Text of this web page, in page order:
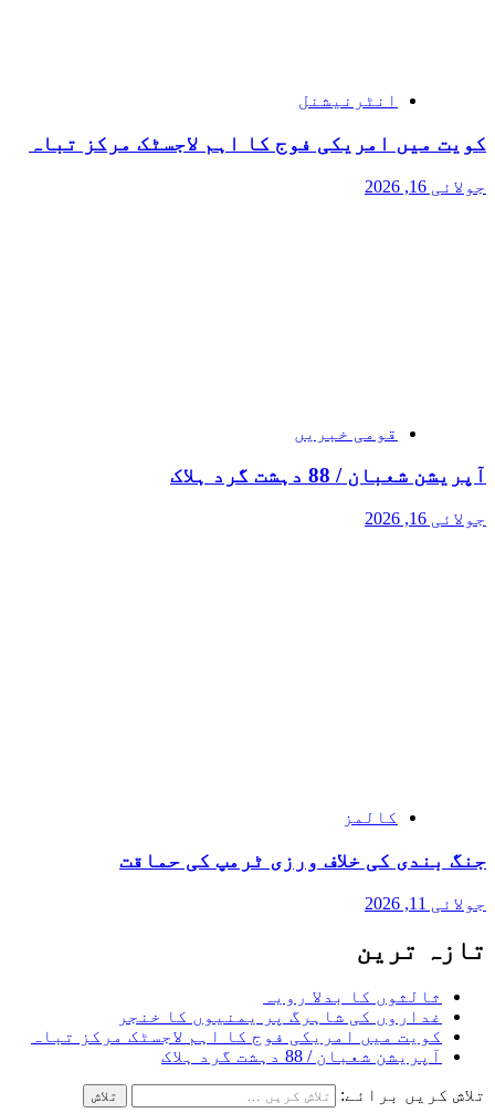
انٹرنیشنل
کویت میں امریکی فوج کا اہم لاجسٹک مرکز تباہ
جولائی 16, 2026
قومی خبریں
آپریشن شعبان / 88 دہشت گرد ہلاک
جولائی 16, 2026
کالمز
جنگ بندی کی خلاف ورزی ٹرمپ کی حماقت
جولائی 11, 2026
تازہ ترین
ثالثوں کا بدلا رویہ
غداروں کی شاہرگ پر یمنیوں کا خنجر
کویت میں امریکی فوج کا اہم لاجسٹک مرکز تباہ
آپریشن شعبان / 88 دہشت گرد ہلاک
تلاش کریں برائے: